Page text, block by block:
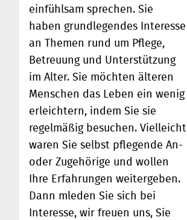
einfühlsam sprechen. Sie
haben grundlegendes Interesse
an Themen rund um Pflege,
Betreuung und Unterstützung
im Alter. Sie möchten älteren
Menschen das Leben ein wenig
erleichtern, indem Sie sie
regelmäßig besuchen. Vielleicht
waren Sie selbst pflegende An-
oder Zugehörige und wollen
Ihre Erfahrungen weitergeben.
Dann mleden Sie sich bei
Interesse, wir freuen uns, Sie